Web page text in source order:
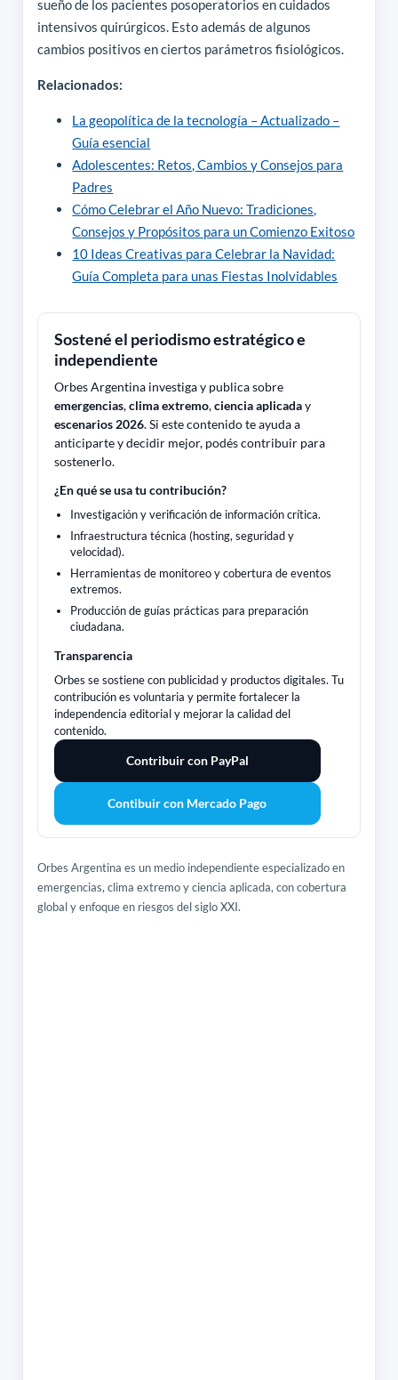
sueño de los pacientes posoperatorios en cuidados
intensivos quirúrgicos. Esto además de algunos
cambios positivos en ciertos parámetros fisiológicos.
Relacionados:
La geopolítica de la tecnología – Actualizado –
Guía esencial
Adolescentes: Retos, Cambios y Consejos para
Padres
Cómo Celebrar el Año Nuevo: Tradiciones,
Consejos y Propósitos para un Comienzo Exitoso
10 Ideas Creativas para Celebrar la Navidad:
Guía Completa para unas Fiestas Inolvidables
Sostené el periodismo estratégico e
independiente
Orbes Argentina investiga y publica sobre
emergencias,clima extremo,ciencia aplicaday
escenarios 2026. Si este contenido te ayuda a
anticiparte y decidir mejor, podés contribuir para
sostenerlo.
¿En qué se usa tu contribución?
Investigación y verificación de información crítica.
Infraestructura técnica (hosting, seguridad y
velocidad).
Herramientas de monitoreo y cobertura de eventos
extremos.
Producción de guías prácticas para preparación
ciudadana.
Transparencia
Orbes se sostiene con publicidad y productos digitales. Tu
contribución es voluntaria y permite fortalecer la
independencia editorial y mejorar la calidad del
contenido.
Contribuir con PayPal
Contibuir con Mercado Pago
Orbes Argentina es un medio independiente especializado en
emergencias, clima extremo y ciencia aplicada, con cobertura
global y enfoque en riesgos del siglo XXI.